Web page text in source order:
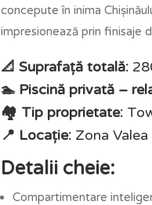
concepute în inima
impresionează prin finisaje
📐 Suprafață totală:
🏊 Piscină privată –
🏘️ Tip proprietate:
📍 Locație: Zona
Detalii cheie:
Compartimentare